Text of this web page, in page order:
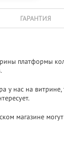
ГАРАНТИЯ
платформы
нас на
магазине могут